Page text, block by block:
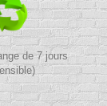
de 7 jours